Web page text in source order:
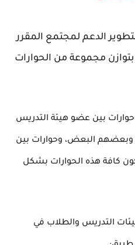
الدعم لمجتمع المقرر
مجموعة من الحوارات
بين عضو هيئة التدريس
وبعضهم البعض، وحوارات بين
كافة هذه الحوارات بشكل
التدريس والطلاب في